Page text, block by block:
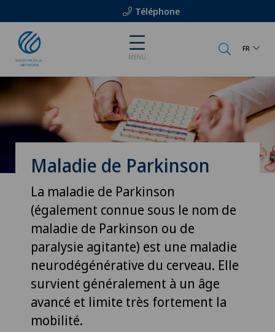
Téléphone
MENU
FR
Maladie de Parkinson
La maladie de Parkinson
(également connue sous le nom de
maladie de Parkinson ou de
paralysie agitante) est une maladie
neurodégénérative du cerveau. Elle
survient généralement à un âge
avancé et limite très fortement la
mobilité.